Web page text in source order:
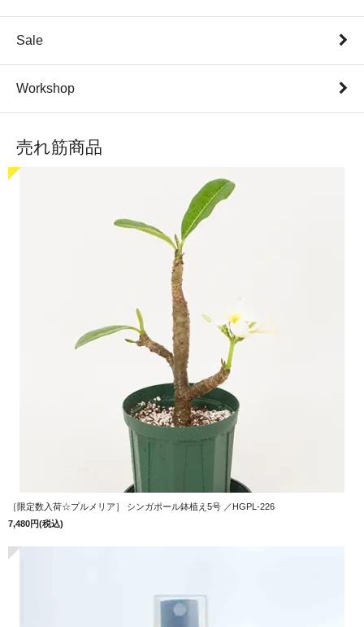
Sale
Workshop
売れ筋商品
［限定数入荷☆プルメリア］ シンガポール鉢植え5号 ／HGPL-226
7,480円(税込)